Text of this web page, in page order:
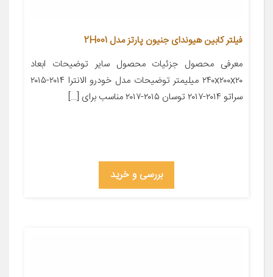
فیلتر کابین هیوندای جنیون پارتز مدل 2H001
معرفی محصول جزئیات محصول سایر توضیحات ابعاد
۲۴۰x۲۰۰x۲۰ میلیمتر توضیحات مدل خودرو الانترا ۲۰۱۴-۲۰۱۵
سراتو ۲۰۱۴-۲۰۱۷ توسان ۲۰۱۵-۲۰۱۷ مناسب برای […]
بررسی و خرید